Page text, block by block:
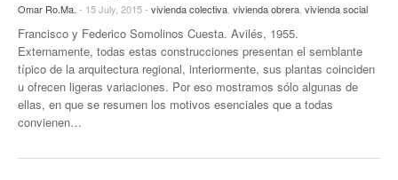
Omar Ro.Ma. - 15 July, 2015 - vivienda colectiva vivienda obrera vivienda social
Francisco y Federico Somolinos Cuesta. Avilés, 1955.
Externamente, todas estas construcciones presentan el semblante
típico de la arquitectura regional, interiormente, sus plantas coinciden
u ofrecen ligeras variaciones. Por eso mostramos sólo algunas de
ellas, en que se resumen los motivos esenciales que a todas
convienen…